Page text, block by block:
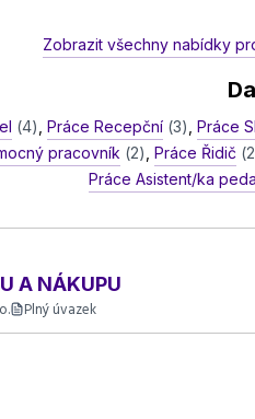
Zobrazit všechny nabídky
(4) Práce Recepční (3) Práce
pracovník (2) ,Práce Řidič
Práce Asistent/ka
A NÁKUPU
Plný úvazek